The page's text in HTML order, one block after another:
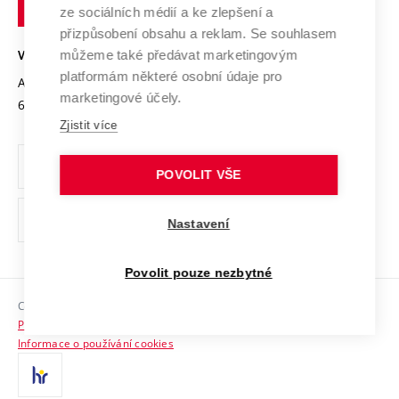
Open Science
Projekty
Projekty ze strukturálních fondů
Specifický výzkum
Mezinárodní dohody
Univerzitní sítě
Bezpečná univerzita
Vyznamenání
Organizační struktura
Ochrana osobních údajů
odkaz)
Sociální bezpečí
HR Award
Kontakty
Brně
VYSOKÉ UČENÍ TECHNICKÉ V BRNĚ
Antonínská 548/1
602 00 Brno
www.vut.cz
vut@vutbr.cz
Copyright © 2026 VUT
Prohlášení o přístupnosti
Informace o používání cookies
ze sociálních médií a ke zlepšení a
přizpůsobení obsahu a reklam. Se souhlasem
můžeme také předávat marketingovým
platformám některé osobní údaje pro
marketingové účely.
Zjistit více
POVOLIT VŠE
Nastavení
Povolit pouze nezbytné